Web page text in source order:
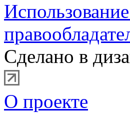
Сделано в
О проекте